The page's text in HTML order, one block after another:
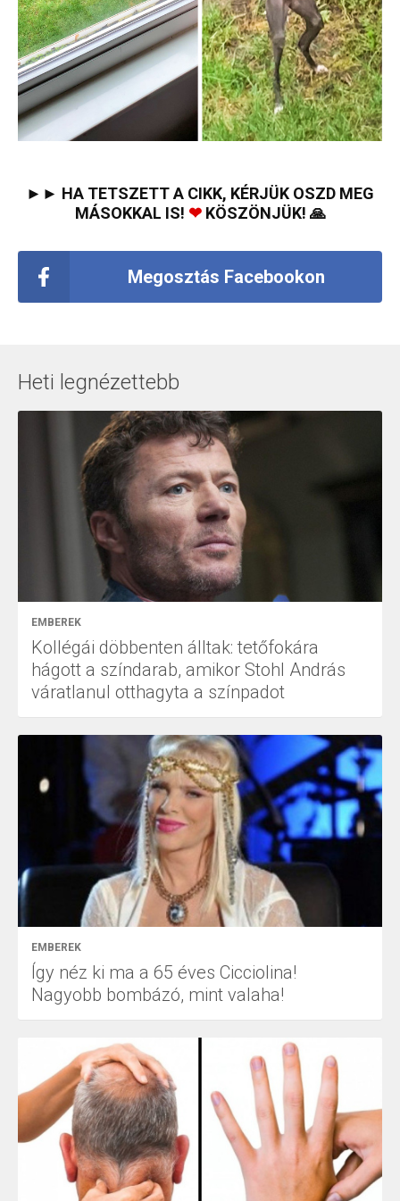
►► HA TETSZETT A CIKK, KÉRJÜK OSZD MEG
MÁSOKKAL IS! ❤KÖSZÖNJÜK! 🙏
Megosztás Facebookon
Heti legnézettebb
EMBEREK
Kollégái döbbenten álltak: tetőfokára
hágott a színdarab, amikor Stohl András
váratlanul otthagyta a színpadot
EMBEREK
Így néz ki ma a 65 éves Cicciolina!
Nagyobb bombázó, mint valaha!